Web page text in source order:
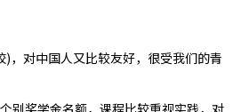
，对中国人又比较友好，很受我们的青
别奖学金名额，课程比较重视实践，对